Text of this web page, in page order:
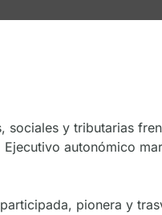
sociales y tributarias
autonómico
pionera y